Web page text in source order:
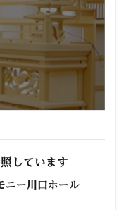
しています
ニー川口ホール